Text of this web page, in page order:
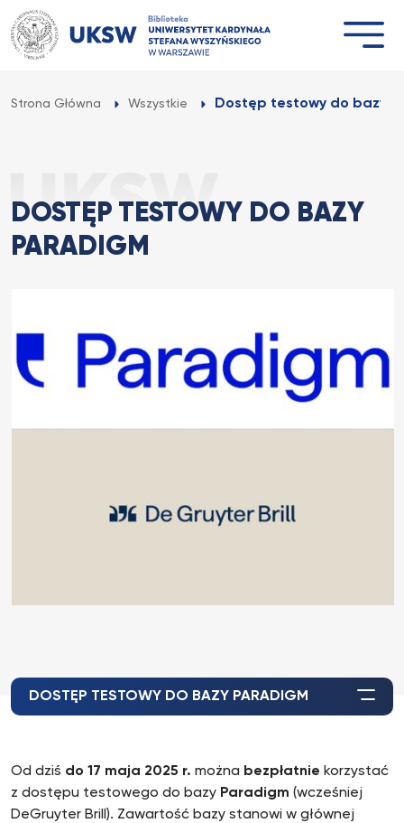
Przejdź
do
treści
Strona Główna Wszystkie Dostęp testowy do bazy
DOSTĘP TESTOWY DO BAZY
PARADIGM
DOSTĘP TESTOWY DO BAZY PARADIGM
Od dziś do 17 maja 2025 r. można bezpłatnie korzystać
z dostępu testowego do bazy Paradigm (wcześniej
DeGruyter Brill). Zawartość bazy stanowi w głównej